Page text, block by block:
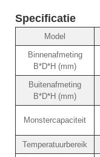
Specificatie
Model
Binnenafmeting
B*D*H (mm)
Buitenafmeting
B*D*H (mm)
Monstercapaciteit
Temperatuurbereik